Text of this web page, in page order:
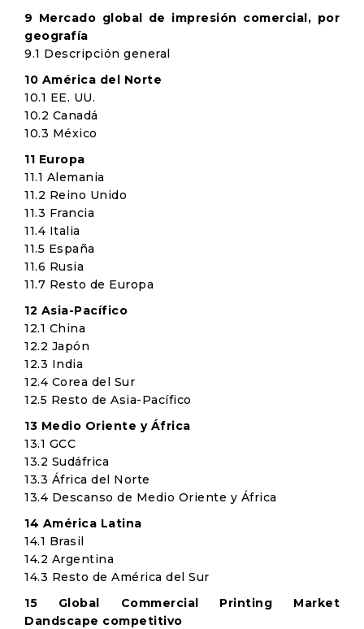
9 Mercado global de impresión comercial, por
geografía
9.1 Descripción general
10 América del Norte
10.1 EE. UU.
10.2 Canadá
10.3 México
11 Europa
11.1 Alemania
11.2 Reino Unido
11.3 Francia
11.4 Italia
11.5 España
11.6 Rusia
11.7 Resto de Europa
12 Asia-Pacífico
12.1 China
12.2 Japón
12.3 India
12.4 Corea del Sur
12.5 Resto de Asia-Pacífico
13 Medio Oriente y África
13.1 GCC
13.2 Sudáfrica
13.3 África del Norte
13.4 Descanso de Medio Oriente y África
14 América Latina
14.1 Brasil
14.2 Argentina
14.3 Resto de América del Sur
15 Global Commercial Printing Market
Dandscape competitivo